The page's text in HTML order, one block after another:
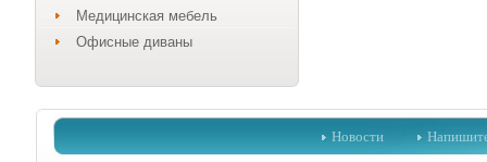
Медицинская мебель
Офисные диваны
Новости